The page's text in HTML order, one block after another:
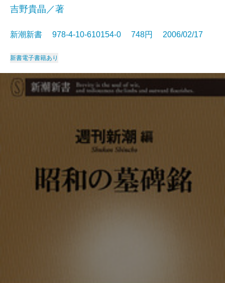
吉野貴晶／著
新潮新書 978-4-10-610154-0 748円 2006/02/17
新書電子書籍あり